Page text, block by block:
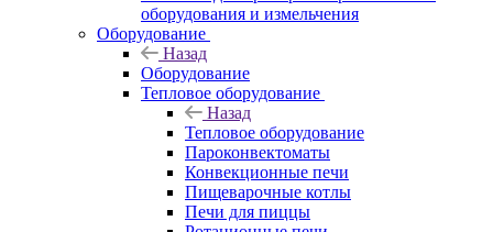
оборудования и измельчения
Оборудование
Назад
Оборудование
Тепловое оборудование
Назад
Тепловое оборудование
Пароконвектоматы
Конвекционные печи
Пищеварочные котлы
Печи для пиццы